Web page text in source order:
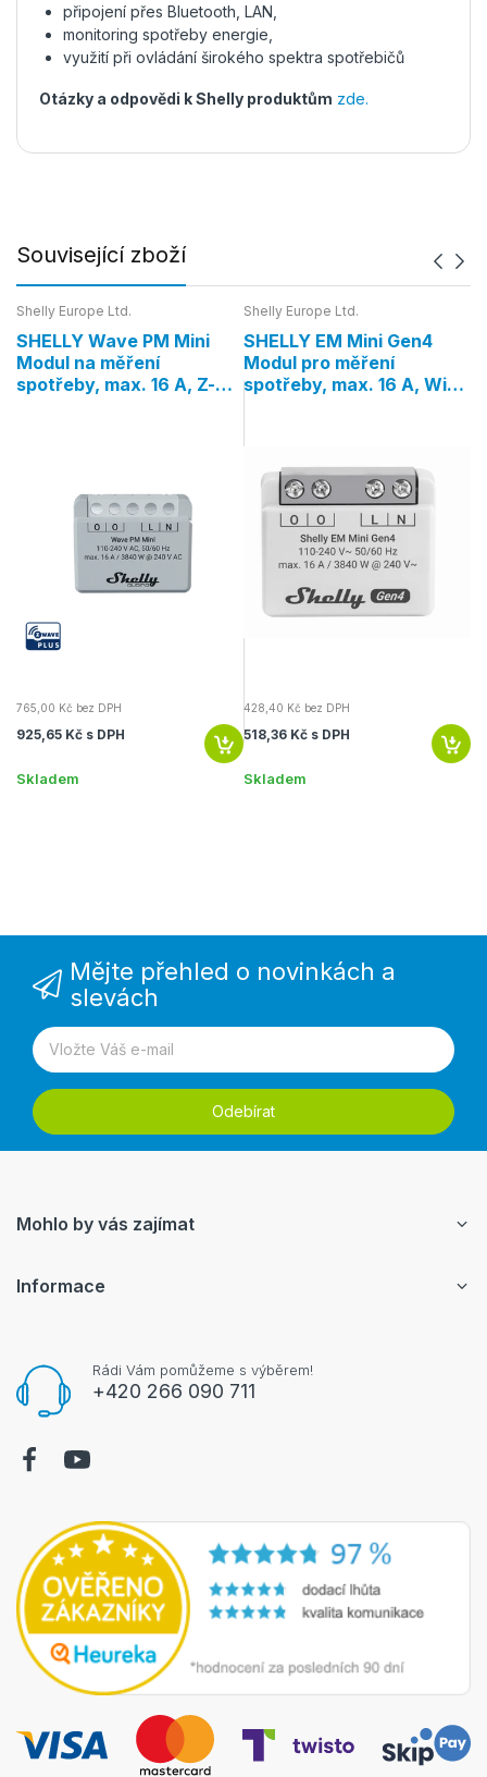
připojení přes Bluetooth, LAN,
monitoring spotřeby energie,
využití při ovládání širokého spektra spotřebičů
Otázky a odpovědi k Shelly produktům zde.
Související zboží
Shelly Europe Ltd.
SHELLY Wave PM Mini
Modul na měření
spotřeby, max. 16 A, Z-
765,00 Kč bez DPH
925,65 Kč s DPH
Skladem
Shelly Europe Ltd.
SHELLY EM Mini Gen4
Modul pro měření
spotřeby, max. 16 A, WiFi,
428,40 Kč bez DPH
518,36 Kč s DPH
Skladem
Mějte přehled o novinkách a
slevách
Odebírat
Rádi Vám pomůžeme s výběrem!
+420 266 090 711
Mohlo by vás zajímat
Informace